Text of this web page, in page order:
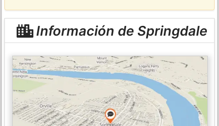
Información de Springdale